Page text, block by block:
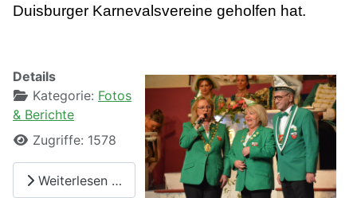
Duisburger Karnevalsvereine geholfen hat.
Details
Kategorie: Fotos
& Berichte
Zugriffe: 1578
Weiterlesen …